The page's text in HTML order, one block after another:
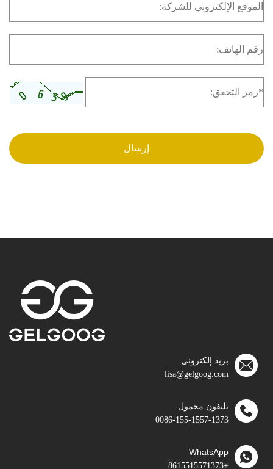
إرسال
بريد إلكتروني
lisa@gelgoog.com
تليفون محمول
0086-155-1557-1373
WhatsApp
+8615515571373